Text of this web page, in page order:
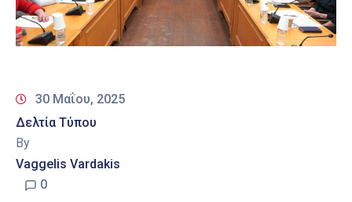
Ψηφιακές
Υπηρεσίες
30 Μαΐου, 2025
Δελτία Τύπου
By
Vaggelis Vardakis
0